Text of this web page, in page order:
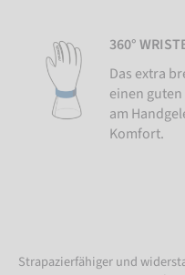
360°
Das extra
einen
am
Komfort.
Strapazierfähiger und